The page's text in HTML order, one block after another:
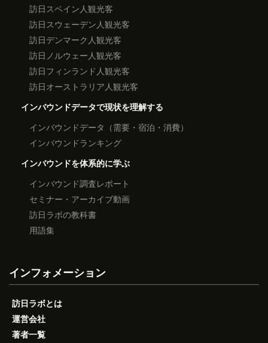
訪日スペイン人観光客
訪日スウェーデン人観光客
訪日デンマーク人観光客
訪日ノルウェー人観光客
訪日フィンランド人観光客
訪日オーストラリア人観光客
インバウンドデータで現状を理解する
インバウンドデータ（需要・宿泊・消費）
インバウンドランキング
インバウンドを体系的に学ぶ
インバウンド調査レポート
セミナー・アーカイブ動画
訪日ラボの教科書
用語集
インフォメーション
訪日ラボとは
運営会社
著者一覧